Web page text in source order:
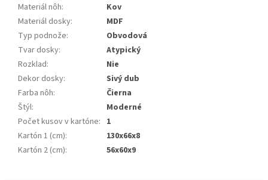
Materiál nôh:
Kov
Materiál dosky:
MDF
Typ podnože:
Obvodová
Tvar dosky:
Atypický
Rozklad:
Nie
Dekor dosky:
Sivý dub
Farba nôh:
Čierna
Štýl:
Moderné
Počet kusov v kartóne: 1
Kartón 1 (cm):
130x66x8
Kartón 2 (cm): 56x60x9